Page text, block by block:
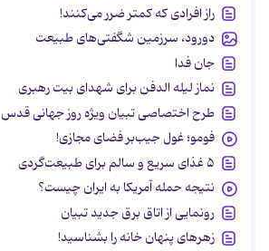
راز افرادی که کمتر ضرر می‌کنند!
دورود، سرزمین شگفتی‌های طبیعت
جان فدا
نماز لیله الدفن برای شهدای بیت رهبری
طرح اختصاصی تبیان ویژه روز جهانی قدس
فومو؛ غول جیب‌بر فضای مجازی!
۵ غذای سریع و سالم برای طبیعت‌گردی
نتیجه حمله آمریکا به ایران چیست؟
رونمایی از اتاق برق جدید تبیان
زهرهای پنهان خانه را بشناسید!